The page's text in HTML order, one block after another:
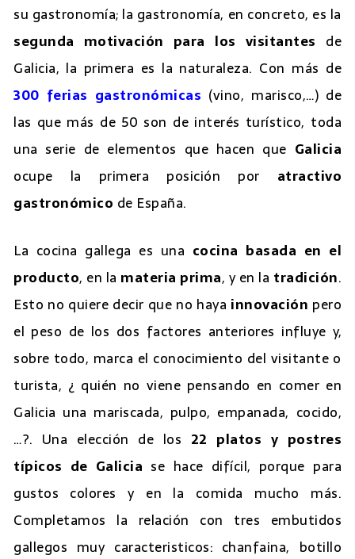
su gastronomía; la gastronomía, en concreto, es la
segunda motivación para los visitantes de
Galicia, la primera es la naturaleza. Con más de
300 ferias gastronómicas (vino, marisco,…) de
las que más de 50 son de interés turístico, toda
una serie de elementos que hacen que Galicia
ocupe la primera posición por atractivo
gastronómico de España.
La cocina gallega es una cocina basada en el
producto, en la materia prima, y en la tradición.
Esto no quiere decir que no haya innovación pero
el peso de los dos factores anteriores influye y,
sobre todo, marca el conocimiento del visitante o
turista, ¿ quién no viene pensando en comer en
Galicia una mariscada, pulpo, empanada, cocido,
…?. Una elección de los 22 platos y postres
típicos de Galicia se hace difícil, porque para
gustos colores y en la comida mucho más.
Completamos la relación con tres embutidos
gallegos muy caracteristicos: chanfaina, botillo